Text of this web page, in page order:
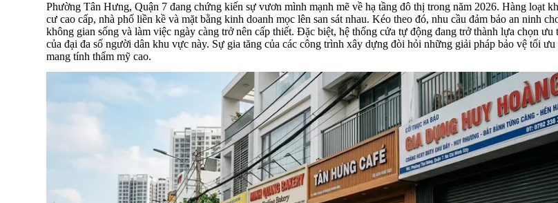
Phường Tân Hưng, Quận 7 đang chứng kiến sự vươn mình mạnh mẽ về hạ tầng đô thị trong năm 2026. Hàng loạt
cư cao cấp, nhà phố liền kề và mặt bằng kinh doanh mọc lên san sát nhau. Kéo theo đó, nhu cầu đảm bảo an ninh
không gian sống và làm việc ngày càng trở nên cấp thiết. Đặc biệt, hệ thống cửa tự động đang trở thành lựa chọn ưu
của đại đa số người dân khu vực này. Sự gia tăng của các công trình xây dựng đòi hỏi những giải pháp bảo vệ tối ưu
mang tính thẩm mỹ cao.